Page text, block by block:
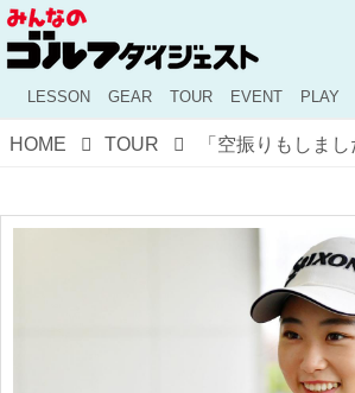
LESSON GEAR TOUR EVENT PLAY
HOME TOUR